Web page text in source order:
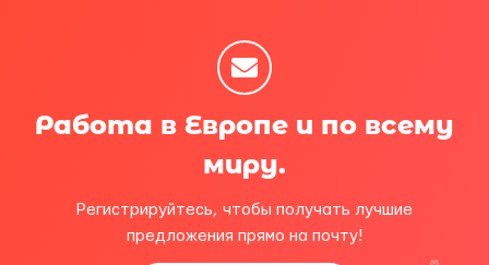
Работа в Европе и по всему
миру.
Регистрируйтесь, чтобы получать лучшие
предложения прямо на почту!